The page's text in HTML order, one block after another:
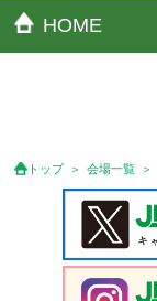
HOME
トップ 会場一覧